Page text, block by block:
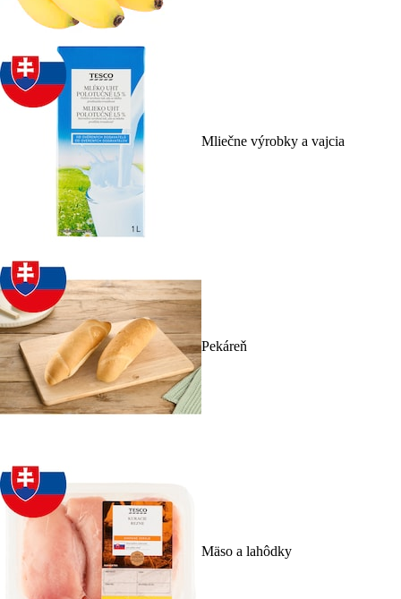
Mliečne výrobky a vajcia
Pekáreň
Mäso a lahôdky